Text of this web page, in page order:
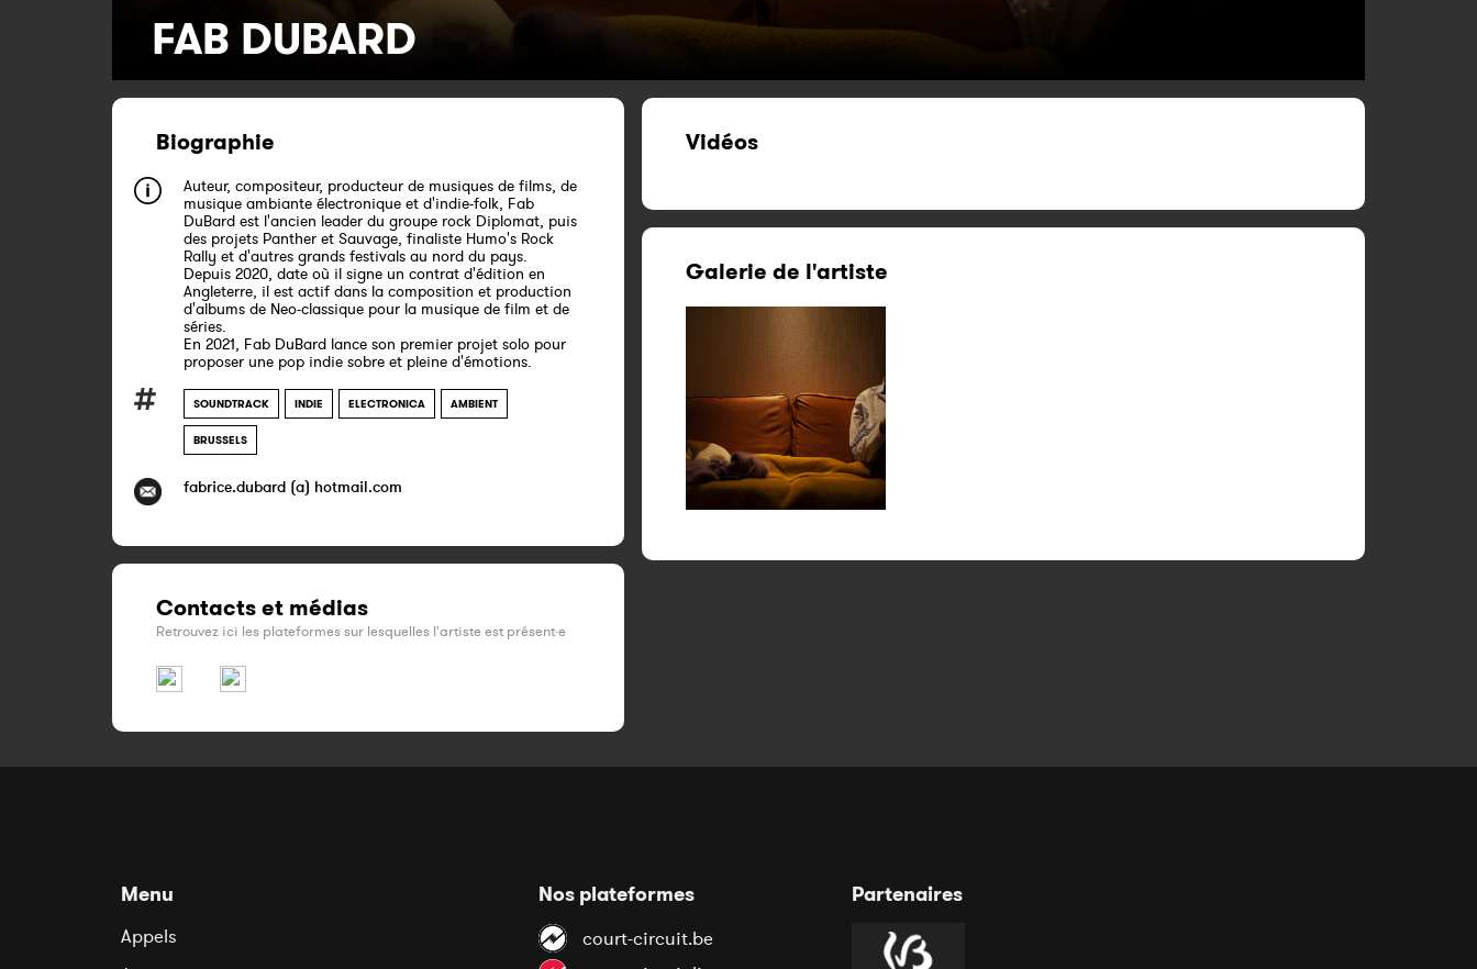
FAB DUBARD
Biographie
Auteur, compositeur, producteur de musiques de films, de
musique ambiante électronique et d'indie-folk, Fab
DuBard est l'ancien leader du groupe rock Diplomat, puis
des projets Panther et Sauvage, finaliste Humo's Rock
Rally et d'autres grands festivals au nord du pays.
Depuis 2020, date où il signe un contrat d'édition en
Angleterre, il est actif dans la composition et production
d'albums de Neo-classique pour la musique de film et de
séries.
En 2021, Fab DuBard lance son premier projet solo pour
proposer une pop indie sobre et pleine d'émotions.
SOUNDTRACK INDIE ELECTRONICA AMBIENT
BRUSSELS
fabrice.dubard (a) hotmail.com
Contacts et médias
Retrouvez ici les plateformes sur lesquelles l'artiste est présent·e
Vidéos
Galerie de l'artiste
Menu
Appels
Nos plateformes
court-circuit.be
Partenaires